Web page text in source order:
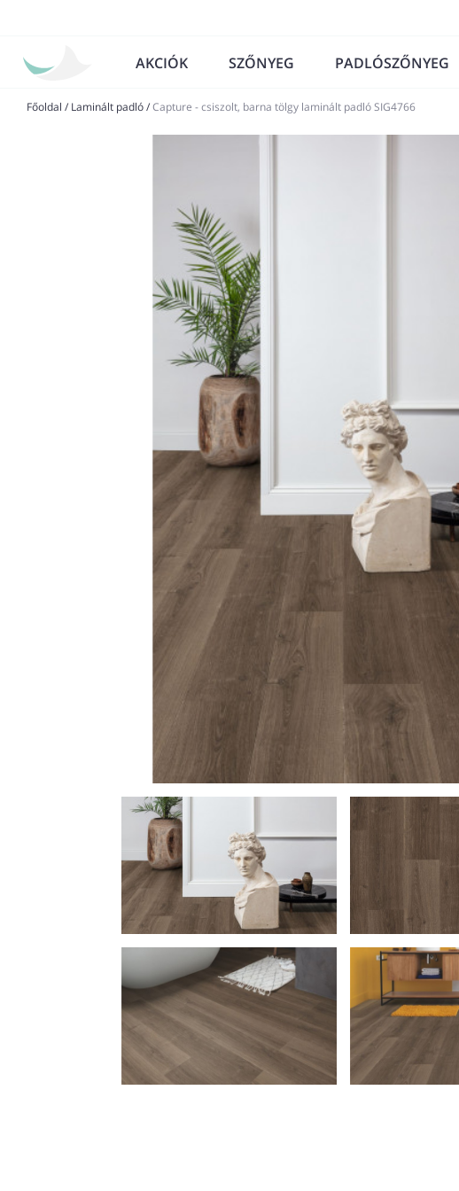
AKCIÓK SZŐNYEG PADLÓSZŐNYEG
Főoldal / Laminált padló/Capture - csiszolt, barna tölgy laminált padló SIG4766